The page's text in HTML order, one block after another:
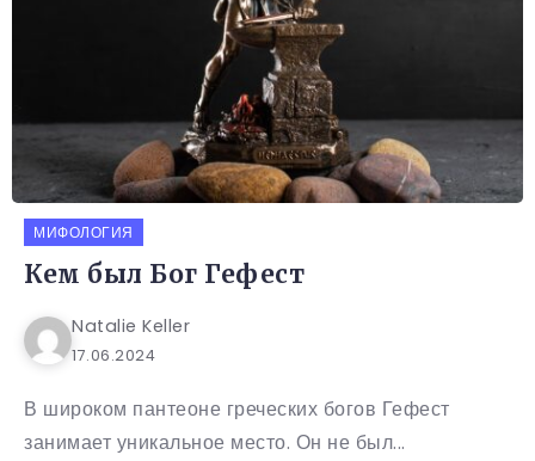
МИФОЛОГИЯ
Кем был Бог Гефест
Natalie Keller
17.06.2024
В широком пантеоне греческих богов Гефест
занимает уникальное место. Он не был...